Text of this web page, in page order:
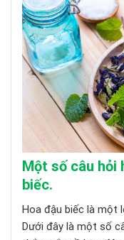
Một số câu hỏi
biếc.
Hoa đậu biếc là một
Dưới đây là một số